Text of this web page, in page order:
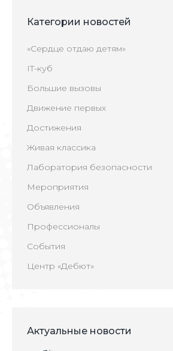
Категории новостей
«Сердце отдаю детям»
IT-куб
Большие вызовы
Движение первых
Достижения
Живая классика
Лаборатория безопасности
Мероприятия
Объявления
Профессионалы
События
Центр «Дебют»
Актуальные новости